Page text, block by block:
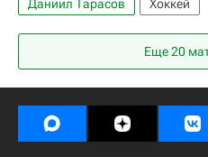
Даниил Тарасов
Хоккей
Национальная хоккейная
Вашингтон Кэпиталз
Александр Овечкин
Кирилл Марченко
Егор
Дмитрий Воронков
Иван
Еще 20